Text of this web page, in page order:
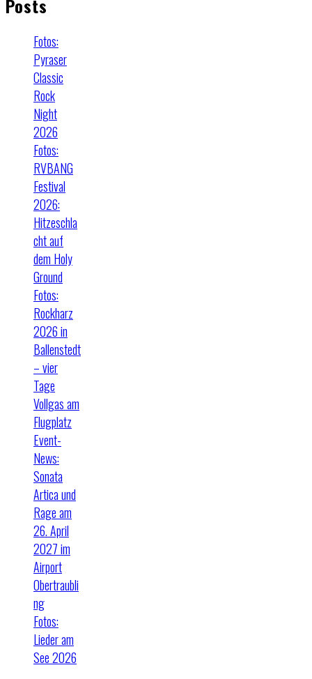
Posts
Fotos:
Pyraser
Classic
Rock
Night
2026
Fotos:
RVBANG
Festival
2026:
Hitzeschla
cht auf
dem Holy
Ground
Fotos:
Rockharz
2026 in
Ballenstedt
– vier
Tage
Vollgas am
Flugplatz
Event-
News:
Sonata
Artica und
Rage am
26. April
2027 im
Airport
Obertraubli
ng
Fotos:
Lieder am
See 2026